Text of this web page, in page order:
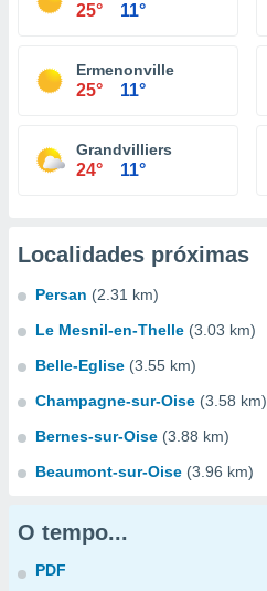
25° 11°
Ermenonville
25° 11°
Grandvilliers
24° 11°
Localidades próximas
Persan (2.31 km)
Le Mesnil-en-Thelle (3.03 km)
Belle-Eglise (3.55 km)
Champagne-sur-Oise (3.58 km)
Bernes-sur-Oise (3.88 km)
Beaumont-sur-Oise (3.96 km)
O tempo...
PDF